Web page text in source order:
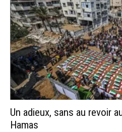
Un adieux, sans au revoir
Hamas